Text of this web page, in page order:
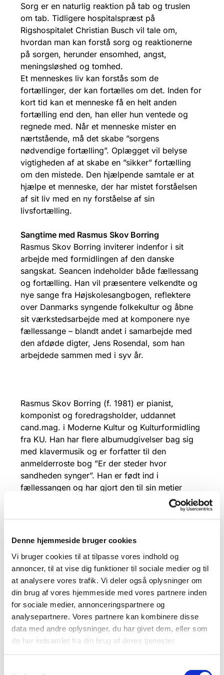
Denne hjemmeside bruger cookies
Vi bruger cookies til at tilpasse vores indhold og
annoncer, til at vise dig funktioner til sociale medier og til
at analysere vores trafik. Vi deler også oplysninger om
din brug af vores hjemmeside med vores partnere inden
for sociale medier, annonceringspartnere og
analysepartnere. Vores partnere kan kombinere disse
data med andre oplysninger, du har givet dem, eller som
de har indsamlet fra din brug af deres tjenester.
Sorg er en naturlig reaktion på tab og truslen
om tab. Tidligere hospitalspræst på
Rigshospitalet Christian Busch vil tale om,
hvordan man kan forstå sorg og reaktionerne
på sorgen, herunder ensomhed, angst,
meningsløshed og tomhed.
Et menneskes liv kan forstås som de
fortællinger, der kan fortælles om det. Inden for
kort tid kan et menneske få en helt anden
fortælling end den, han eller hun ventede og
regnede med. Når et menneske mister en
nærtstående, må det skabe ”sorgens
nødvendige fortælling”. Oplægget vil belyse
vigtigheden af at skabe en ”sikker” fortælling
om den mistede. Den hjælpende samtale er at
hjælpe et menneske, der har mistet forståelsen
af sit liv med en ny forståelse af sin
livsfortælling.
Sangtime med Rasmus Skov Borring
Rasmus Skov Borring inviterer indenfor i sit
arbejde med formidlingen af den danske
sangskat. Seancen indeholder både fællessang
og fortælling. Han vil præsentere velkendte og
nye sange fra Højskolesangbogen, reflektere
over Danmarks syngende folkekultur og åbne
sit værkstedsarbejde med at komponere nye
fællessange – blandt andet i samarbejde med
den afdøde digter, Jens Rosendal, som han
arbejdede sammen med i syv år.
Rasmus Skov Borring (f. 1981) er pianist,
komponist og foredragsholder, uddannet
cand.mag. i Moderne Kultur og Kulturformidling
fra KU. Han har flere albumudgivelser bag sig
med klavermusik og er forfatter til den
anmelderroste bog ”Er der steder hvor
sandheden synger”. Han er født ind i
fællessangen og har gjort den til sin metier
gennem både håndens og åndens arbejde.